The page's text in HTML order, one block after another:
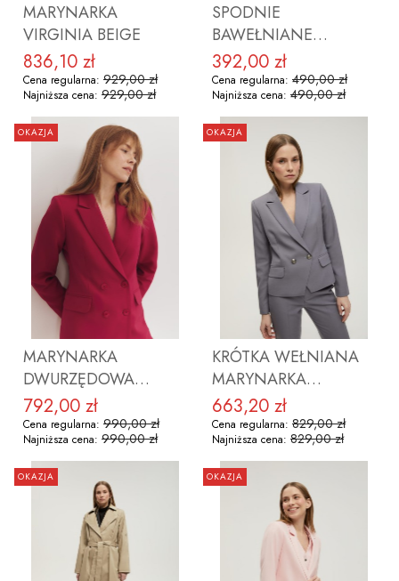
MARYNARKA
VIRGINIA BEIGE
Cena promocyjna
836,10 zł
Cena regularna: 929,00 zł
Najniższa cena: 929,00 zł
ZOBACZ PRODUKT
SPODNIE
BAWEŁNIANE
MICHELLE
CZEKOLADOWY
TENIS
Cena promocyjna
392,00 zł
Cena regularna: 490,00 zł
Najniższa cena: 490,00 zł
ZOBACZ PRODUKT
OKAZJA
MARYNARKA
DWURZĘDOWA
MICHELLE FUKSJA Z
JEDWABIEM
Cena promocyjna
792,00 zł
Cena regularna: 990,00 zł
Najniższa cena: 990,00 zł
OKAZJA
KRÓTKA WEŁNIANA
MARYNARKA
DOROTHY SILVER
BLUE
Cena promocyjna
663,20 zł
Cena regularna: 829,00 zł
Najniższa cena: 829,00 zł
OKAZJA OKAZJA